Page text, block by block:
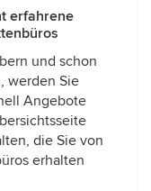
erfahrene
und schon
werden Sie
Angebote
die Sie von
erhalten